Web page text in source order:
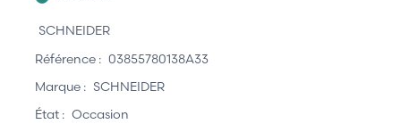
SCHNEIDER
Référence : 03855780138A33
Marque : SCHNEIDER
État : Occasion